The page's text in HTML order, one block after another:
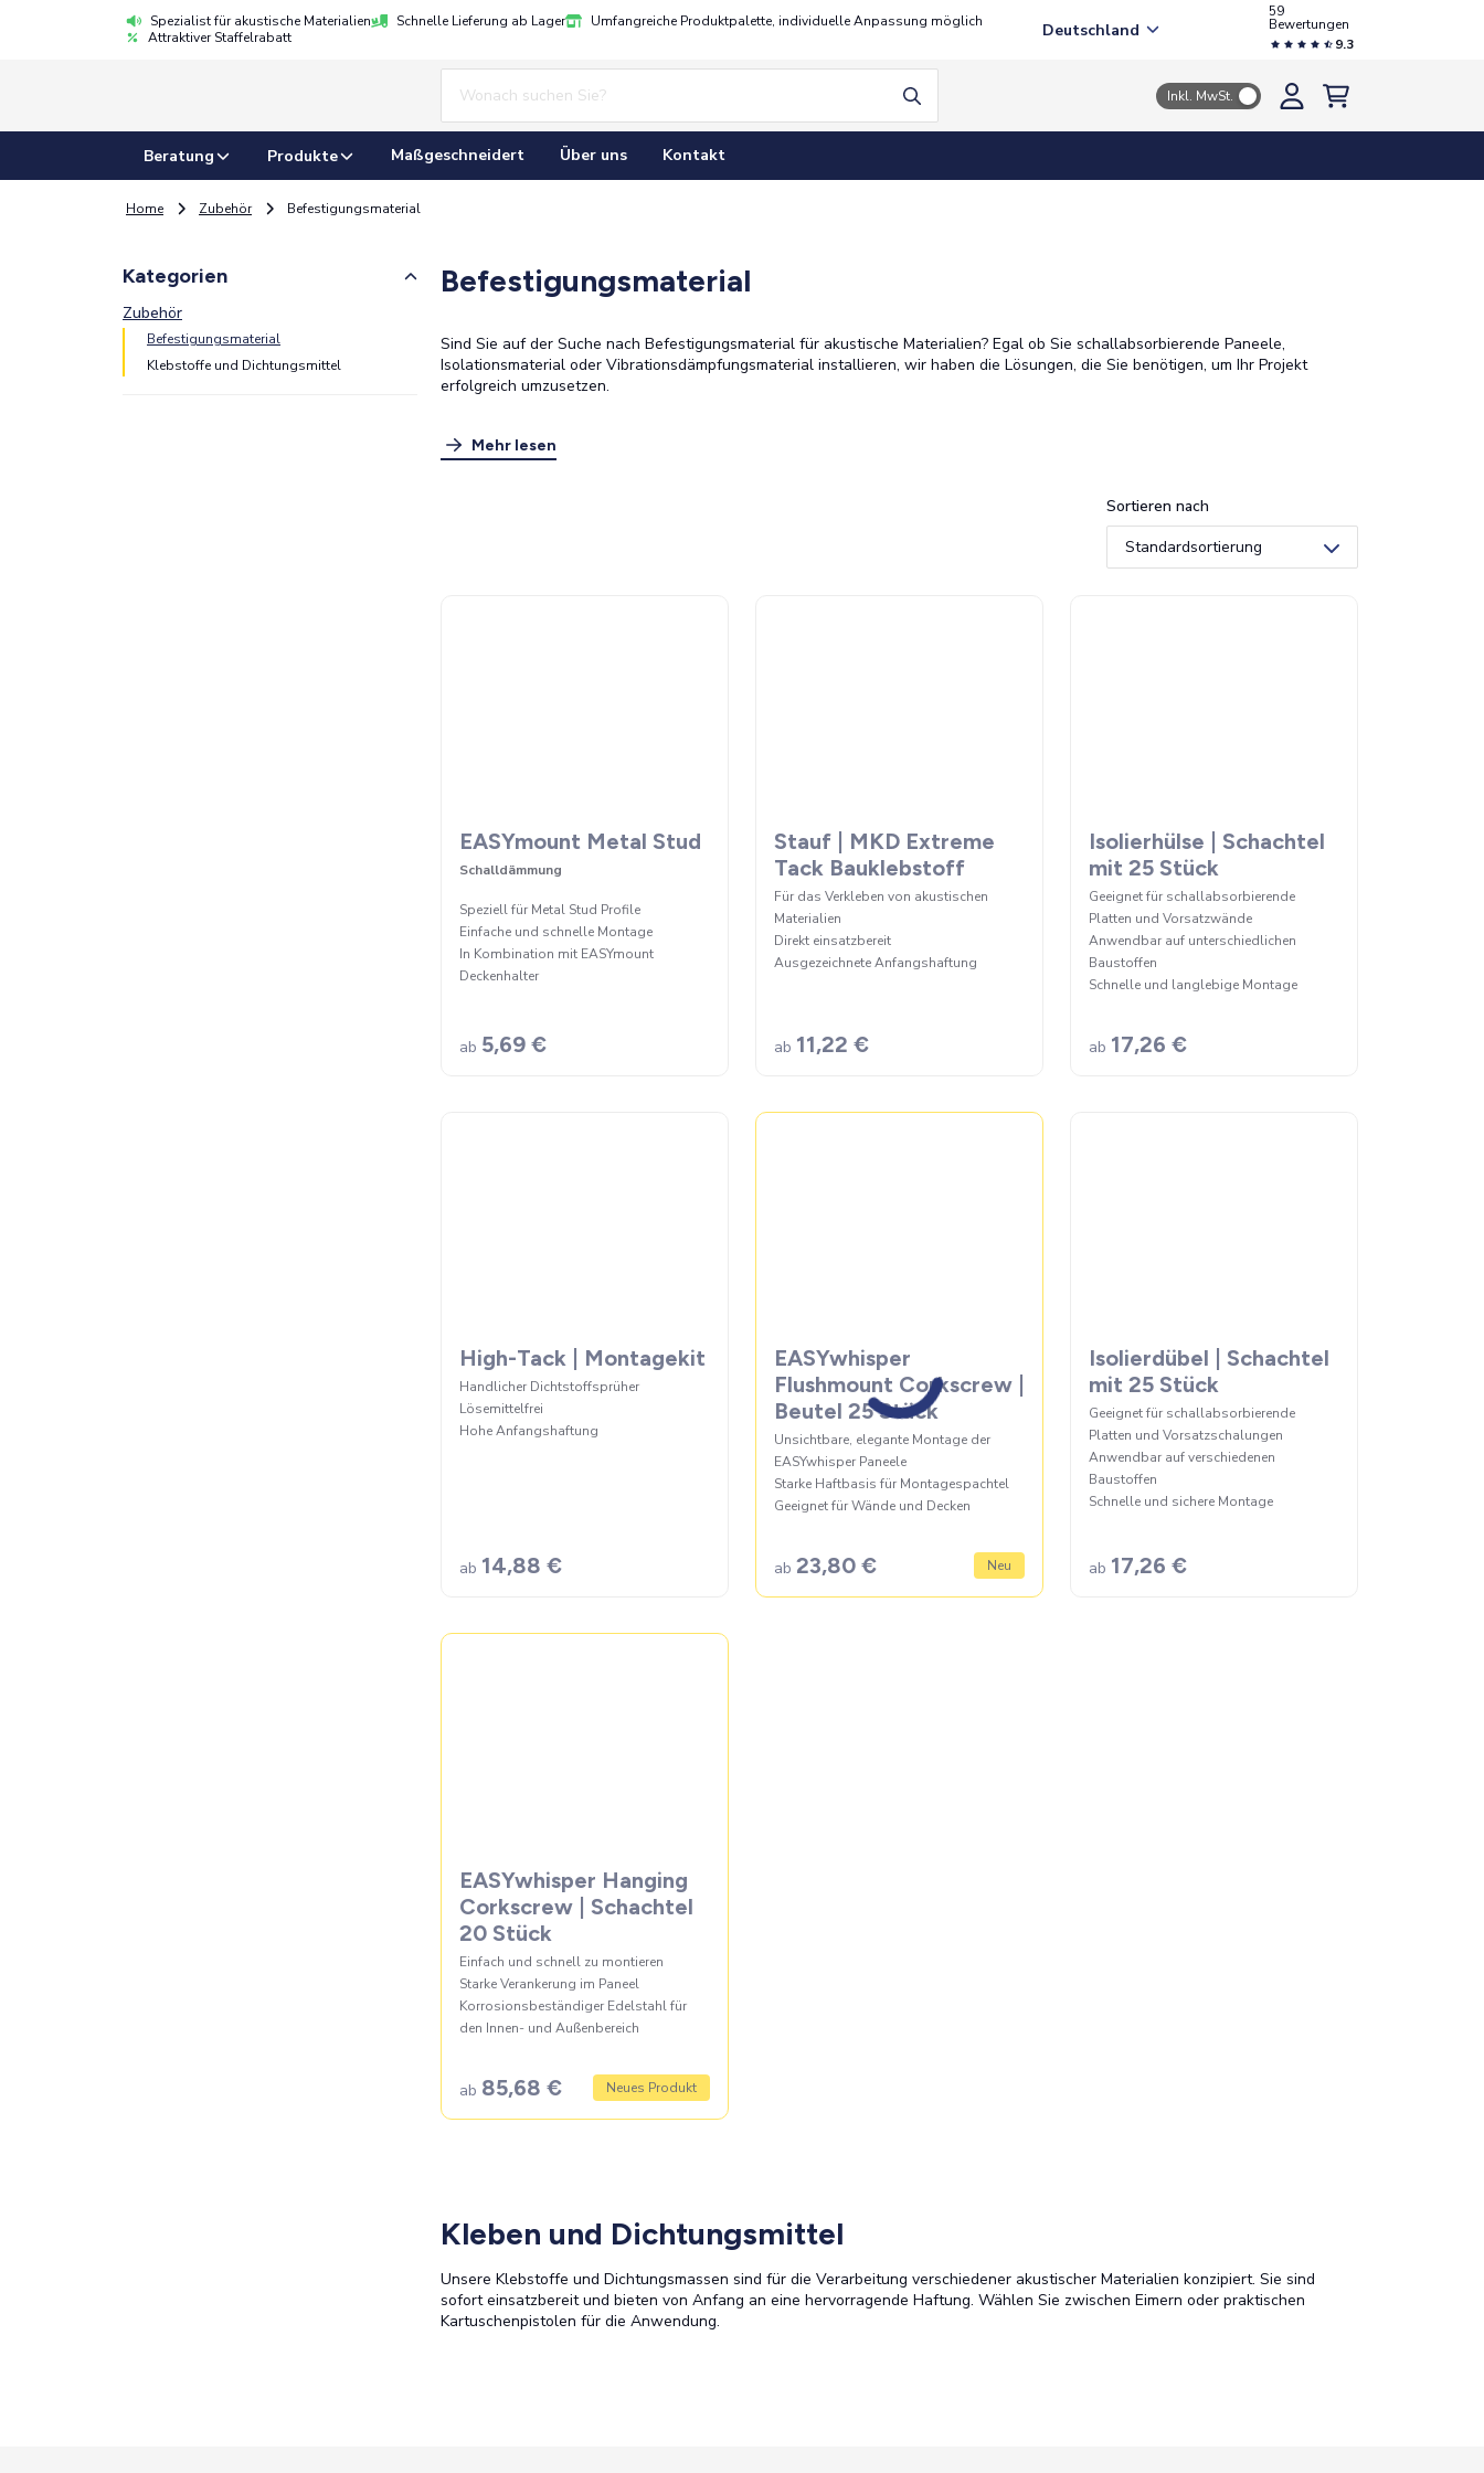
Spezialist für akustische Materialien Schnelle Lieferung ab Lager
Umfangreiche Produktpalette, individuelle Anpassung möglich
Attraktiver Staffelrabatt
Deutschland
59
Bewertungen
9.3
Inkl. MwSt.
Beratung Produkte Maßgeschneidert Über uns Kontakt
Home Zubehör Befestigungsmaterial
Kategorien
Zubehör
Befestigungsmaterial
Klebstoffe und Dichtungsmittel
Befestigungsmaterial
Sind Sie auf der Suche nach Befestigungsmaterial für akustische Materialien? Egal ob Sie schallabsorbierende Paneele,
Isolationsmaterial oder Vibrationsdämpfungsmaterial installieren, wir haben die Lösungen, die Sie benötigen, um Ihr Projekt
erfolgreich umzusetzen.
Mehr lesen
Sortieren nach
EASYmount Metal Stud
Schalldämmung
Speziell für Metal Stud Profile
Einfache und schnelle Montage
In Kombination mit EASYmount
Deckenhalter
ab 5,69 €
Stauf | MKD Extreme
Tack Bauklebstoff
Für das Verkleben von akustischen
Materialien
Direkt einsatzbereit
Ausgezeichnete Anfangshaftung
ab 11,22 €
Isolierhülse | Schachtel
mit 25 Stück
Geeignet für schallabsorbierende
Platten und Vorsatzwände
Anwendbar auf unterschiedlichen
Baustoffen
Schnelle und langlebige Montage
ab 17,26 €
High-Tack | Montagekit
Handlicher Dichtstoffsprüher
Lösemittelfrei
Hohe Anfangshaftung
ab 14,88 €
EASYwhisper
Flushmount Corkscrew |
Beutel 25 Stück
Unsichtbare, elegante Montage der
EASYwhisper Paneele
Starke Haftbasis für Montagespachtel
Geeignet für Wände und Decken
Neu
ab 23,80 €
Isolierdübel | Schachtel
mit 25 Stück
Geeignet für schallabsorbierende
Platten und Vorsatzschalungen
Anwendbar auf verschiedenen
Baustoffen
Schnelle und sichere Montage
ab 17,26 €
EASYwhisper Hanging
Corkscrew | Schachtel
20 Stück
Einfach und schnell zu montieren
Starke Verankerung im Paneel
Korrosionsbeständiger Edelstahl für
den Innen- und Außenbereich
Neues Produkt
ab 85,68 €
Kleben und Dichtungsmittel
Unsere Klebstoffe und Dichtungsmassen sind für die Verarbeitung verschiedener akustischer Materialien konzipiert. Sie sind
sofort einsatzbereit und bieten von Anfang an eine hervorragende Haftung. Wählen Sie zwischen Eimern oder praktischen
Kartuschenpistolen für die Anwendung.